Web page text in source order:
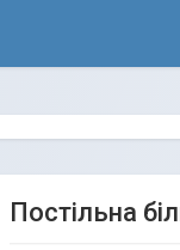
Постільна